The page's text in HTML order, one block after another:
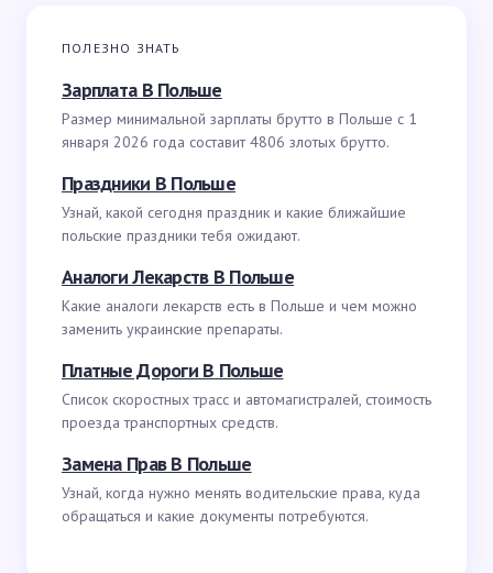
ПОЛЕЗНО ЗНАТЬ
Зарплата В Польше
Размер минимальной зарплаты брутто в Польше с 1
января 2026 года составит 4806 злотых брутто.
Праздники В Польше
Узнай, какой сегодня праздник и какие ближайшие
польские праздники тебя ожидают.
Аналоги Лекарств В Польше
Какие аналоги лекарств есть в Польше и чем можно
заменить украинские препараты.
Платные Дороги В Польше
Список скоростных трасс и автомагистралей, стоимость
проезда транспортных средств.
Замена Прав В Польше
Узнай, когда нужно менять водительские права, куда
обращаться и какие документы потребуются.